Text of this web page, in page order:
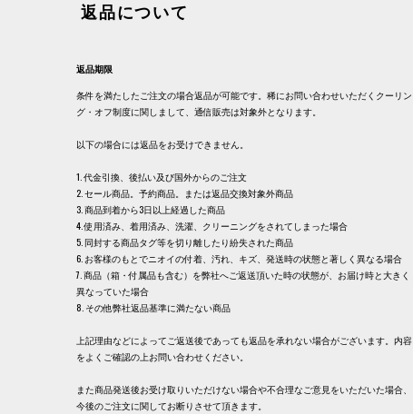
返品について
返品期限
条件を満たしたご注文の場合返品が可能です。稀にお問い合わせいただくクーリン
グ・オフ制度に関しまして、通信販売は対象外となります。
以下の場合には返品をお受けできません。
1. 代金引換、後払い及び国外からのご注文
2. セール商品。予約商品。または返品交換対象外商品
3. 商品到着から3日以上経過した商品
4. 使用済み、着用済み、洗濯、クリーニングをされてしまった場合
5. 同封する商品タグ等を切り離したり紛失された商品
6. お客様のもとでニオイの付着、汚れ、キズ、発送時の状態と著しく異なる場合
7. 商品（箱・付属品も含む）を弊社へご返送頂いた時の状態が、お届け時と大きく
異なっていた場合
8. その他弊社返品基準に満たない商品
上記理由などによってご返送後であっても返品を承れない場合がございます。内容
をよくご確認の上お問い合わせください。
また商品発送後お受け取りいただけない場合や不合理なご意見をいただいた場合、
今後のご注文に関してお断りさせて頂きます。